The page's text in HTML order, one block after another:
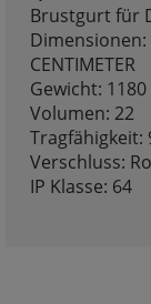
Brustgurt für
Dimensionen:
CENTIMETER
Gewicht: 1180
Volumen: 22
Tragfähigkeit:
Verschluss:
IP Klasse: 64